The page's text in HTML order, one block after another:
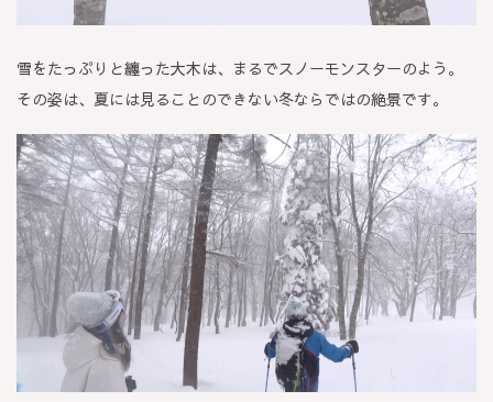
雪をたっぷりと纏った大木は、まるでスノーモンスターのよう。
その姿は、夏には見ることのできない冬ならではの絶景です。